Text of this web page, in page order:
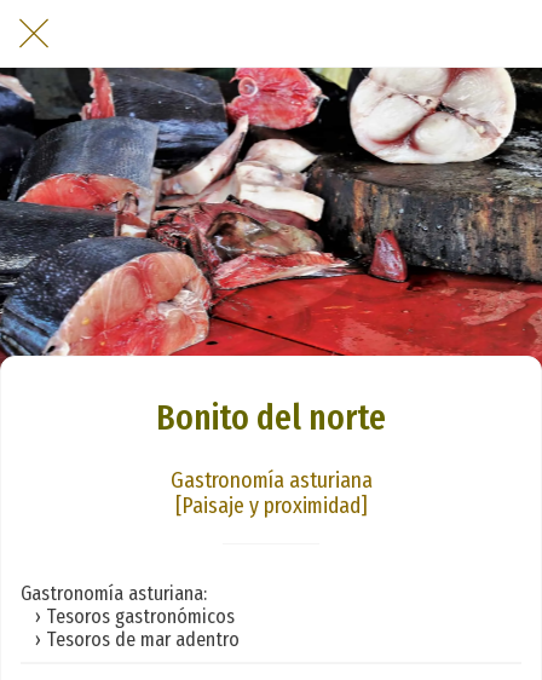
Bonito del norte
Gastronomía asturiana
[Paisaje y proximidad]
Gastronomía asturiana:
› Tesoros gastronómicos
› Tesoros de mar adentro